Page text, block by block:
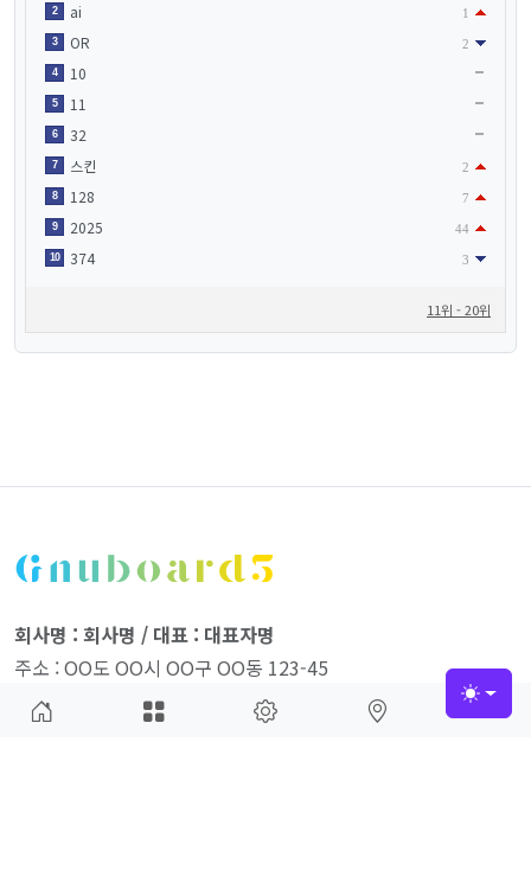
2 ai 1
3 OR 2
4 10
5 11
6 32
7 스킨 2
8 128 7
9 2025 44
10 374 3
11위 - 20위
회사명 : 회사명 / 대표 : 대표자명
주소 : OO도 OO시 OO구 OO동 123-45
사업자 등록번호 : 123-45-67890